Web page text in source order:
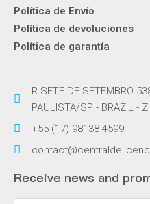
Política de Envío
Política de devoluciones
Política de garantía
R SETE DE SETEMBRO
PAULISTA/SP - BRAZIL -
+55 (17) 98138-4599
Receive news and